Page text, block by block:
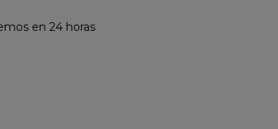
en 24 horas